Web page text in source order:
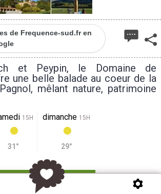
de Frequence-sud.fr en
et Peypin, le Domaine de
une belle balade au coeur de la
mêlant nature, patrimoine
15H
31°
dimanche 15H
29°
Garlaban